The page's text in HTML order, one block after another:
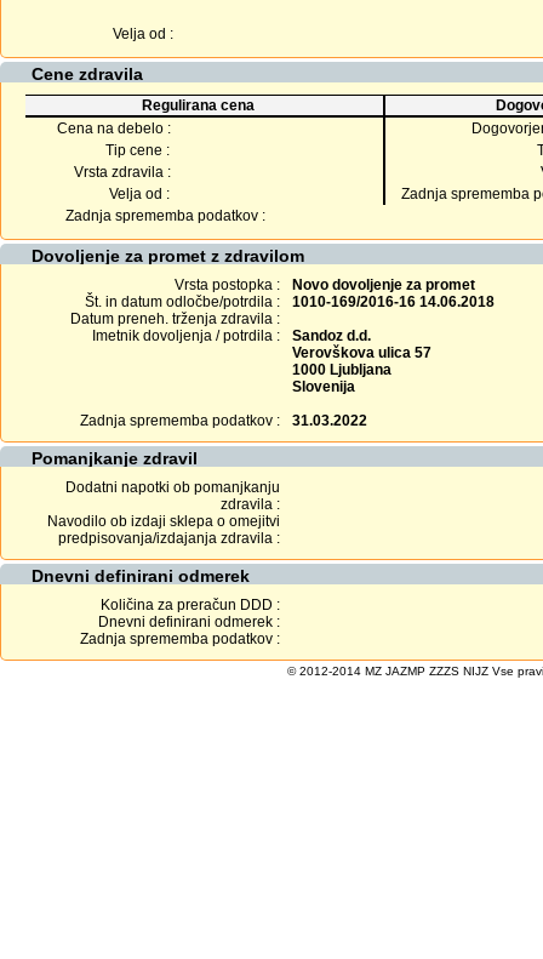
Velja od :
Cene zdravila
Regulirana cena
Cena na debelo :
Tip cene :
Vrsta zdravila :
Velja od :
Zadnja sprememba
Zadnja sprememba podatkov :
Dovoljenje za promet z zdravilom
Vrsta postopka :
Novo dovoljenje za promet
Št. in datum odločbe/potrdila :
1010-169/2016-16 14.06.2018
Datum preneh. trženja zdravila :
Imetnik dovoljenja / potrdila :
Sandoz d.d.
Verovškova ulica 57
1000 Ljubljana
Slovenija
Zadnja sprememba podatkov :
31.03.2022
Pomanjkanje zdravil
Dodatni napotki ob pomanjkanju
zdravila :
Navodilo ob izdaji sklepa o omejitvi
predpisovanja/izdajanja zdravila :
Dnevni definirani odmerek
Količina za preračun DDD :
Dnevni definirani odmerek :
Zadnja sprememba podatkov :
© 2012-2014 MZ JAZMP ZZZS NIJZ Vse